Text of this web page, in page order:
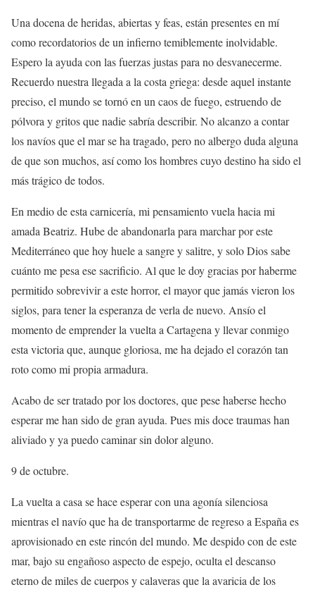
Una docena de heridas, abiertas y feas, están presentes en mí
como recordatorios de un infierno temiblemente inolvidable.
Espero la ayuda con las fuerzas justas para no desvanecerme.
Recuerdo nuestra llegada a la costa griega: desde aquel instante
preciso, el mundo se tornó en un caos de fuego, estruendo de
pólvora y gritos que nadie sabría describir. No alcanzo a contar
los navíos que el mar se ha tragado, pero no albergo duda alguna
de que son muchos, así como los hombres cuyo destino ha sido el
más trágico de todos.
En medio de esta carnicería, mi pensamiento vuela hacia mi
amada Beatriz. Hube de abandonarla para marchar por este
Mediterráneo que hoy huele a sangre y salitre, y solo Dios sabe
cuánto me pesa ese sacrificio. Al que le doy gracias por haberme
permitido sobrevivir a este horror, el mayor que jamás vieron los
siglos, para tener la esperanza de verla de nuevo. Ansío el
momento de emprender la vuelta a Cartagena y llevar conmigo
esta victoria que, aunque gloriosa, me ha dejado el corazón tan
roto como mi propia armadura.
Acabo de ser tratado por los doctores, que pese haberse hecho
esperar me han sido de gran ayuda. Pues mis doce traumas han
aliviado y ya puedo caminar sin dolor alguno.
9 de octubre.
La vuelta a casa se hace esperar con una agonía silenciosa
mientras el navío que ha de transportarme de regreso a España es
aprovisionado en este rincón del mundo. Me despido con de este
mar, bajo su engañoso aspecto de espejo, oculta el descanso
eterno de miles de cuerpos y calaveras que la avaricia de los